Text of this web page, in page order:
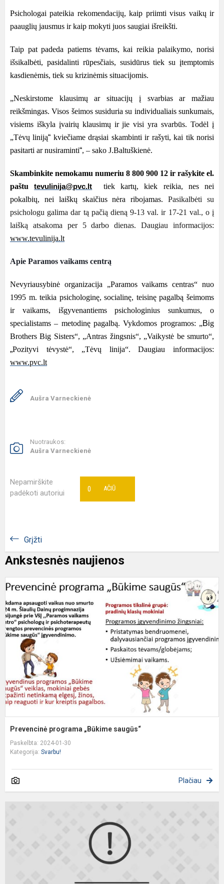
Psichologai pateikia rekomendacijų, kaip priimti visus vaikų ir
paauglių jausmus ir kaip mokyti juos saugiai išreikšti.
Taip pat padeda patiems tėvams, kai reikia palaikymo, norisi
išsikalbėti, pasidalinti rūpesčiais, susidūrus tiek su įtemptomis
kasdienėmis, tiek su krizinėmis situacijomis.
„Neskirstome klausimų ar situacijų į svarbias ar mažiau
reikšmingas. Visos šeimos susiduria su individualiais sunkumais,
visiems iškyla įvairių klausimų ir jie visi yra svarbūs. Todėl į
„Tėvų liniją“ kviečiame drąsiai skambinti ir rašyti, kai tik norisi
pasitarti ar nusiraminti“, – sako J.Baltuškienė.
Skambinkite nemokamu numeriu 8 800 900 12 ir rašykite el.
paštutevulinija@pvc.lt
tiek kartų, kiek reikia, nes nei
pokalbių, nei laiškų skaičius nėra ribojamas.Pasikalbėti su
psichologu galima dar tą pačią dieną 9-13 val. ir 17-21 val., o į
laišką atsakoma per 5darbo dienas.Daugiau informacijos:
www.tevulinija.lt
Apie Paramos vaikams centrą
Nevyriausybinė organizacija „Paramos vaikams centras“ nuo
1995 m. teikia psichologinę, socialinę, teisinę pagalbą šeimoms
ir vaikams, išgyvenantiems psichologinius sunkumus, o
specialistams – metodinę pagalbą. Vykdomos programos: „Big
Brothers Big Sisters“, „Antras žingsnis“, „Vaikystė be smurto“,
„Pozityvi tėvystė“, „Tėvų linija“. Daugiau informacijos:
www.pvc.lt
Aušra Varneckienė
Nuotraukos:
Aušra Varneckienė
Nepamirškite
padėkoti autoriui
AČIŪ
0
Grįžti
Ankstesnės naujienos
Prevencinė programa „Būkime saugūs“​
Paskelbta: 2024-01-30
Kategorija: Svarbu!
Plačiau